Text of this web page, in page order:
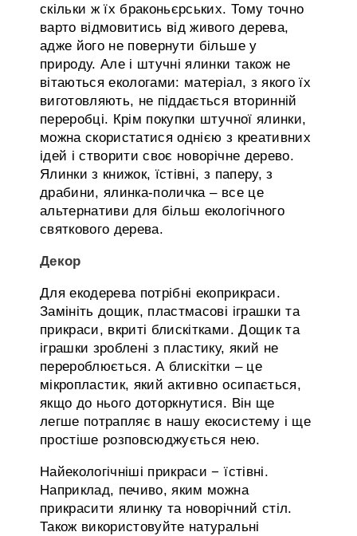
скільки ж їх браконьєрських. Тому точно
варто відмовитись від живого дерева,
адже його не повернути більше у
природу. Але і штучні ялинки також не
вітаються екологами: матеріал, з якого їх
виготовляють, не піддається вторинній
переробці. Крім покупки штучної ялинки,
можна скористатися однією з креативних
ідей і створити своє новорічне дерево.
Ялинки з книжок, їстівні, з паперу, з
драбини, ялинка-поличка – все це
альтернативи для більш екологічного
святкового дерева.
Декор
Для екодерева потрібні екоприкраси.
Замініть дощик, пластмасові іграшки та
прикраси, вкриті блискітками. Дощик та
іграшки зроблені з пластику, який не
перероблюється. А блискітки – це
мікропластик, який активно осипається,
якщо до нього доторкнутися. Він ще
легше потрапляє в нашу екосистему і ще
простіше розповсюджується нею.
Найекологічніші прикраси − їстівні.
Наприклад, печиво, яким можна
прикрасити ялинку та новорічний стіл.
Також використовуйте натуральні